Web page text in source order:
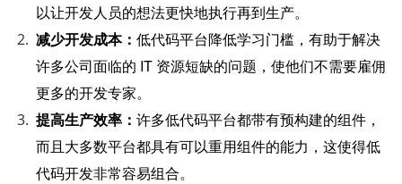
以让开发人员的想法更快地执行再到生产。
减少开发成本： 低代码平台降低学习门槛，有助于解决
许多公司面临的 IT 资源短缺的问题，使他们不需要雇佣
更多的开发专家。
提高生产效率： 许多低代码平台都带有预构建的组件，
而且大多数平台都具有可以重用组件的能力，这使得低
代码开发非常容易组合。